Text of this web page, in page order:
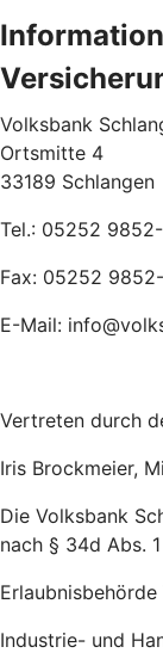
Volksbank
Ortsmitte 4
33189 Schlangen
Tel.: 05252
Fax: 05252
E-Mail:
Vertreten durch
Iris Brockmeier,
Die Volksbank
nach § 34d Abs.
Industrie- und